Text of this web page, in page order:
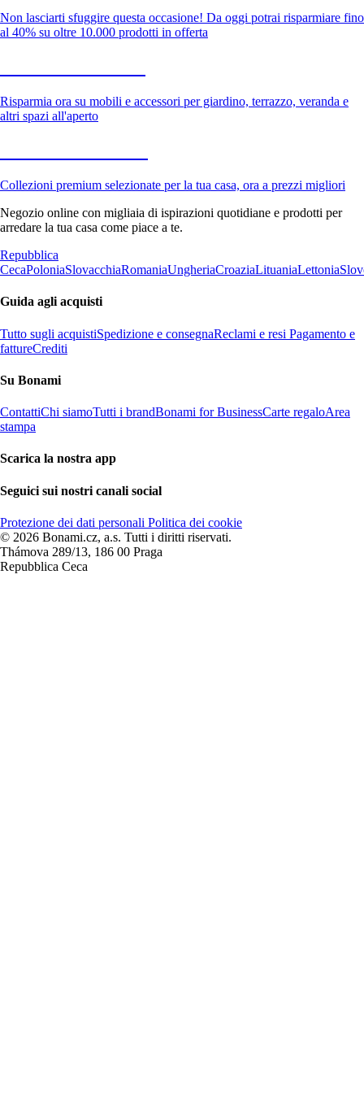
Non lasciarti sfuggire questa occasione! Da oggi potrai risparmiare fino
al 40% su oltre 10.000 prodotti in offerta
Risparmia ora su mobili e accessori per giardino, terrazzo, veranda e
altri spazi all'aperto
Collezioni premium selezionate per la tua casa, ora a prezzi migliori
Negozio online con migliaia di ispirazioni quotidiane e prodotti per
arredare la tua casa come piace a te.
Repubblica
CecaPoloniaSlovacchiaRomaniaUngheriaCroaziaLituaniaLettonia
Guida agli acquisti
Tutto sugli acquistiSpedizione e consegnaReclami e resi Pagamento e
fattureCrediti
Su Bonami
ContattiChi siamoTutti i brandBonami for BusinessCarte regaloArea
stampa
Scarica la nostra app
Seguici sui nostri canali social
Protezione dei dati personali Politica dei cookie
© 2026 Bonami.cz, a.s. Tutti i diritti riservati.
Thámova 289/13, 186 00 Praga
Repubblica Ceca